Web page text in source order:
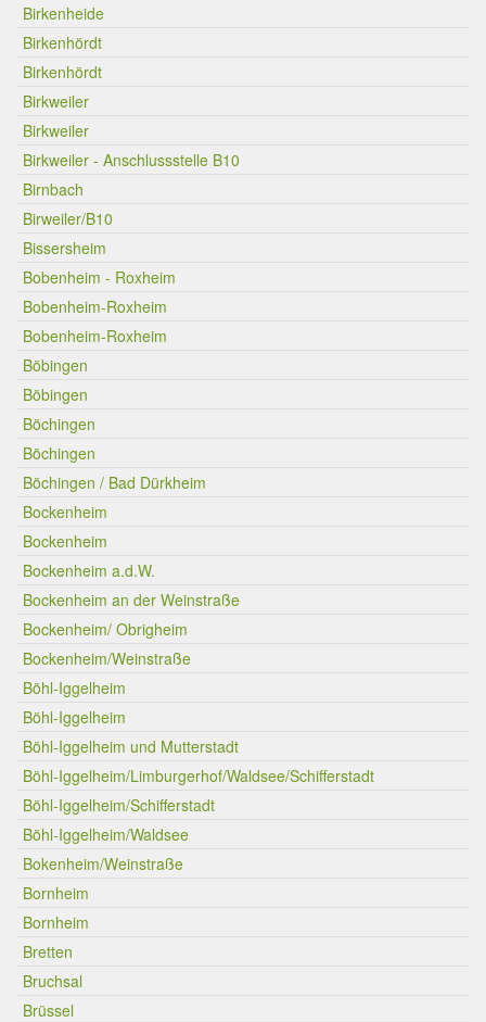
Birkenheide
Birkenhördt
Birkenhördt
Birkweiler
Birkweiler
Birkweiler - Anschlussstelle B10
Birnbach
Birweiler/B10
Bissersheim
Bobenheim - Roxheim
Bobenheim-Roxheim
Bobenheim-Roxheim
Böbingen
Böbingen
Böchingen
Böchingen
Böchingen / Bad Dürkheim
Bockenheim
Bockenheim
Bockenheim a.d.W.
Bockenheim an der Weinstraße
Bockenheim/ Obrigheim
Bockenheim/Weinstraße
Böhl-Iggelheim
Böhl-Iggelheim
Böhl-Iggelheim und Mutterstadt
Böhl-Iggelheim/Limburgerhof/Waldsee/Schifferstadt
Böhl-Iggelheim/Schifferstadt
Böhl-Iggelheim/Waldsee
Bokenheim/Weinstraße
Bornheim
Bornheim
Bretten
Bruchsal
Brüssel